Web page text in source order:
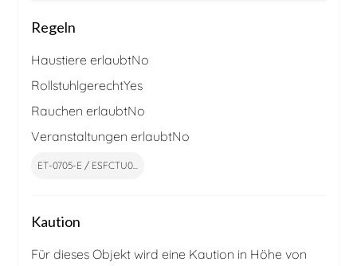
Regeln
Haustiere erlaubtNo
RollstuhlgerechtYes
Rauchen erlaubtNo
Veranstaltungen erlaubtNo
ET-0705-E / ESFCTU0...
Kaution
Für dieses Objekt wird eine Kaution in Höhe von